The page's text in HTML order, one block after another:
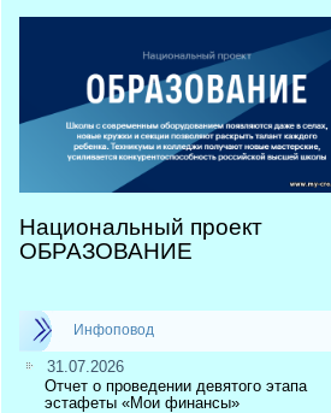
Национальный проект
ОБРАЗОВАНИЕ
Инфоповод
31.07.2026
Отчет о проведении девятого этапа
эстафеты «Мои финансы»